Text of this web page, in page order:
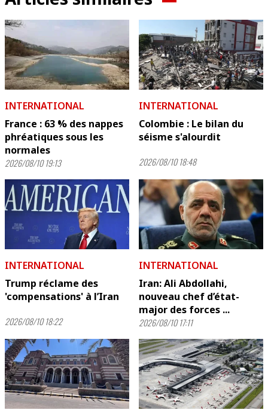
INTERNATIONAL
France : 63 % des nappes
phréatiques sous les
normales
2026/08/10 19:13
INTERNATIONAL
Colombie : Le bilan du
séisme s'alourdit
2026/08/10 18:48
INTERNATIONAL
Trump réclame des
'compensations' à l’Iran
2026/08/10 18:22
INTERNATIONAL
Iran: Ali Abdollahi,
nouveau chef d’état-
major des forces ...
2026/08/10 17:11